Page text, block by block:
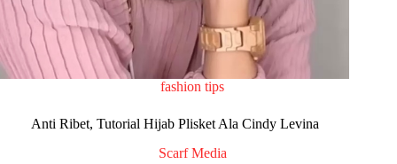
fashion tips
Anti Ribet, Tutorial Hijab Plisket Ala Cindy Levina
Scarf Media